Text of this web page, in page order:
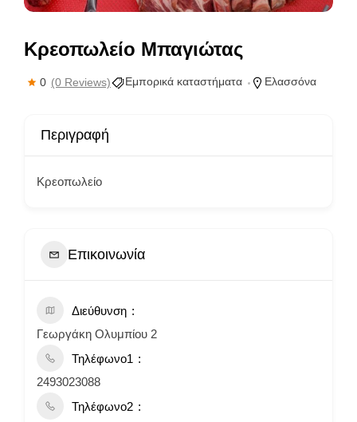
Κρεοπωλείο Μπαγιώτας
0 (0 Reviews) Εμπορικά καταστήματα Ελασσόνα
Περιγραφή
Κρεοπωλείο
Επικοινωνία
Διεύθυνση
Γεωργάκη Ολυμπίου 2
Τηλέφωνο1
2493023088
Τηλέφωνο2